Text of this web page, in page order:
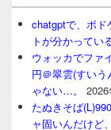
chatgptで、ボド
トが分かってい
ウォッカでファ
円＠翠雲(すい
ゃない…。
たぬきそば
ャ固いんだけど